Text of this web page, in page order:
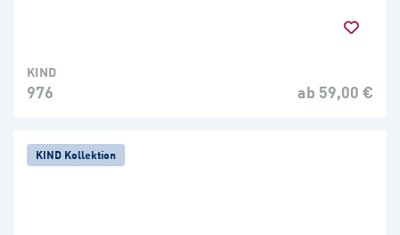
KIND
976 ab 59,00 €
KIND Kollektion